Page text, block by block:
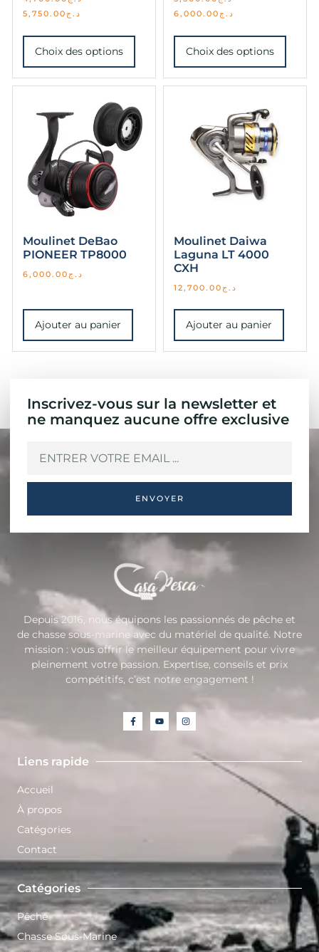
د.ج 5,750.00
Choix des options
د.ج 6,000.00
Choix des options
Moulinet DeBao
PIONEER TP8000
د.ج 6,000.00
Ajouter au panier
Moulinet Daiwa
Laguna LT 4000
CXH
د.ج 12,700.00
Ajouter au panier
Inscrivez-vous sur la newsletter et
ne manquez aucune offre exclusive
ENVOYER
Depuis 2016, nous équipons les passionnés de pêche et
de chasse sous-marine avec du matériel de qualité. Notre
mission : vous offrir le meilleur équipement pour vivre
pleinement votre passion. Expertise, conseils et prix
compétitifs, c’est notre engagement !
Liens rapide
Accueil
À propos
Catégories
Contact
Catégories
Pêche
Chasse Sous-Marine